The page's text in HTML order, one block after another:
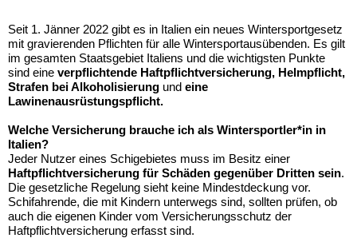
Seit 1. Jänner 2022 gibt es in Italien ein neues Wintersportgesetz
mit gravierenden Pflichten für alle Wintersportausübenden. Es gilt
im gesamten Staatsgebiet Italiens und die wichtigsten Punkte
sind eine verpflichtende Haftpflichtversicherung, Helmpflicht,
Strafen bei Alkoholisierung und eine
Lawinenausrüstungspflicht.
Welche Versicherung brauche ich als Wintersportler*in in
Italien?
Jeder Nutzer eines Schigebietes muss im Besitz einer
Haftpflichtversicherung für Schäden gegenüber Dritten sein.
Die gesetzliche Regelung sieht keine Mindestdeckung vor.
Schifahrende, die mit Kindern unterwegs sind, sollten prüfen, ob
auch die eigenen Kinder vom Versicherungsschutz der
Haftpflichtversicherung erfasst sind.